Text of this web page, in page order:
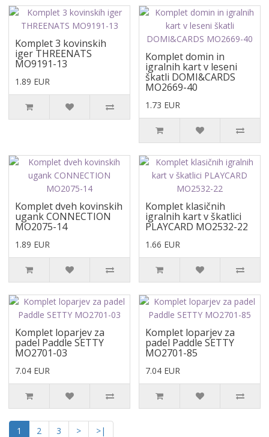
Komplet 3 kovinskih
iger THREENATS
MO9191-13
1.89 EUR
Komplet domin in
igralnih kart v leseni
škatli DOMI&CARDS
MO2669-40
1.73 EUR
Komplet dveh kovinskih
ugank CONNECTION
MO2075-14
1.89 EUR
Komplet klasičnih
igralnih kart v škatlici
PLAYCARD MO2532-22
1.66 EUR
Komplet loparjev za
padel Paddle SETTY
MO2701-03
7.04 EUR
Komplet loparjev za
padel Paddle SETTY
MO2701-85
7.04 EUR
1 2 3 >
>|